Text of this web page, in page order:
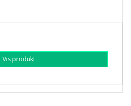
Vis produkt